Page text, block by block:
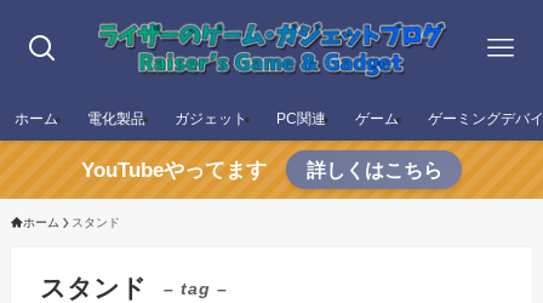
ホーム 電化製品 ガジェット PC関連 ゲーム ゲーミングデバ
YouTubeやってます 詳しくはこちら
ホーム スタンド
スタンド – tag –